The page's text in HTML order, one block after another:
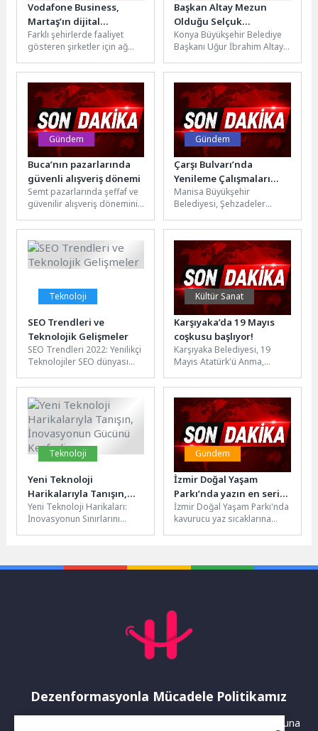
Vodafone Business,
Martaş’ın dijital
altyapısını yazılım
tabanlı ağ yönetimine
(SD-WAN) geçirerek
Farklı şehirlerde faaliyet
gösteren şirketler için ağ
ve merkezi şekilde
yönetebilmek dijital...
Başkan Altay Mezun
Olduğu Selçuk
İlkokulu’nda
Öğrencilerle Buluştu
Konya Büyükşehir Belediye
Başkanı Uğur İbrahim Altay,
Meram Selçuk İlkokulu’nu
ziyaret...
Gündem
Buca’nın pazarlarında
güvenli alışveriş dönemi
Semt pazarlarında şeffaf ve
güvenilir alışveriş dönemini
tartı kontrol stantları,
vatandaşların alışverişlerini...
Gündem
Çarşı Bulvarı’nda
Yenileme Çalışmaları
Başlıyor
Manisa Büyükşehir
Belediyesi, Şehzadeler
modern sıcak asfalt ve yeni
trafik düzenlemesiyle
yeniliyor....
Teknoloji
SEO Trendleri ve
Teknolojik Gelişmeler
SEO Trendleri 2022: Yenilikçi
Teknolojiler SEO dünyası
gelişiyor. 2022 yılında da...
Kültür Sanat
Karşıyaka’da 19 Mayıs
coşkusu başlıyor!
Karşıyaka Belediyesi, 19
Mayıs Atatürk'ü Anma,
kapsamında kültür, sanat,
spor ve...
Teknoloji
Yeni Teknoloji
Harikalarıyla Tanışın,
İnovasyonun Gücünü
Keşfedin.
Yeni Teknoloji Harikaları:
İnovasyonun Sınırlarını
ve...
Gündem
İzmir Doğal Yaşam
Parkı’nda yazın en serin
ziyafeti
İzmir Doğal Yaşam Parkı'nda
kavurucu yaz sıcaklarına
Dezenformasyonla Mücadele Politikamız
Yayınlanan haberler doğruluk ilkesi gözetilerek hazırlanır. Buna